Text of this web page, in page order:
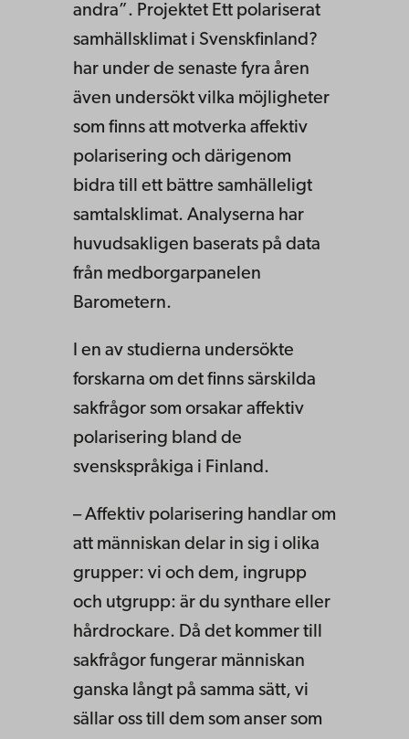
andra”. Projektet Ett polariserat
samhällsklimat i Svenskfinland?
har under de senaste fyra åren
även undersökt vilka möjligheter
som finns att motverka affektiv
polarisering och därigenom
bidra till ett bättre samhälleligt
samtalsklimat. Analyserna har
huvudsakligen baserats på data
från medborgarpanelen
Barometern.
I en av studierna undersökte
forskarna om det finns särskilda
sakfrågor som orsakar affektiv
polarisering bland de
svenskspråkiga i Finland.
– Affektiv polarisering handlar om
att människan delar in sig i olika
grupper: vi och dem, ingrupp
och utgrupp: är du synthare eller
hårdrockare. Då det kommer till
sakfrågor fungerar människan
ganska långt på samma sätt, vi
sällar oss till dem som anser som